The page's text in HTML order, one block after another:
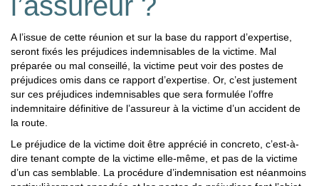
A l’issue de cette réunion et sur la base du rapport d’expertise,
seront fixés les préjudices indemnisables de la victime. Mal
préparée ou mal conseillé, la victime peut voir des postes de
préjudices omis dans ce rapport d’expertise. Or, c’est justement
sur ces préjudices indemnisables que sera formulée l’offre
indemnitaire définitive de l’assureur à la victime d’un accident de
la route.
Le préjudice de la victime doit être apprécié in concreto, c’est-à-
dire tenant compte de la victime elle-même, et pas de la victime
d’un cas semblable. La procédure d’indemnisation est néanmoins